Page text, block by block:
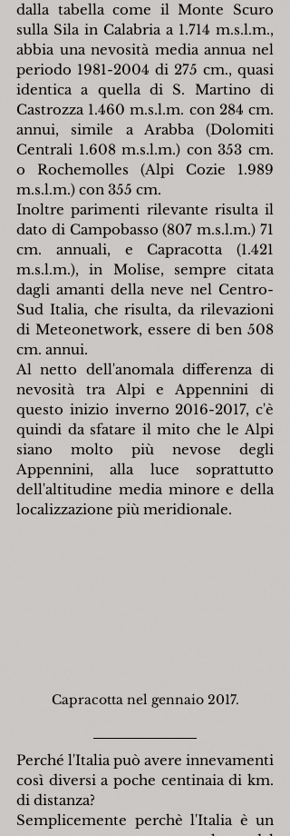
dalla tabella come il Monte Scuro
sulla Sila in Calabria a 1.714 m.s.l.m.,
abbia una nevosità media annua nel
periodo 1981-2004 di 275 cm., quasi
identica a quella di S. Martino di
Castrozza 1.460 m.s.l.m. con 284 cm.
annui, simile a Arabba (Dolomiti
Centrali 1.608 m.s.l.m.) con 353 cm.
o Rochemolles (Alpi Cozie 1.989
m.s.l.m.) con 355 cm.
Inoltre parimenti rilevante risulta il
dato di Campobasso (807 m.s.l.m.) 71
cm. annuali, e Capracotta (1.421
m.s.l.m.), in Molise, sempre citata
dagli amanti della neve nel Centro-
Sud Italia, che risulta, da rilevazioni
di Meteonetwork, essere di ben 508
cm. annui.
Al netto dell'anomala differenza di
nevosità tra Alpi e Appennini di
questo inizio inverno 2016-2017, c'è
quindi da sfatare il mito che le Alpi
siano molto più nevose degli
Appennini, alla luce soprattutto
dell'altitudine media minore e della
localizzazione più meridionale.
Capracotta nel gennaio 2017.
Perché l'Italia può avere innevamenti
così diversi a poche centinaia di km.
di distanza?
Semplicemente perchè l'Italia è un